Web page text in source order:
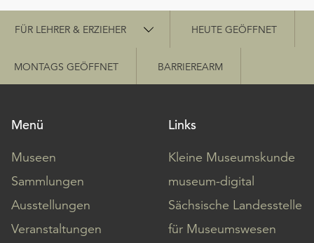
Schnellzugriff
FÜR LEHRER & ERZIEHER HEUTE GEÖFFNET
MONTAGS GEÖFFNET BARRIEREARM
Menü
Museen
Sammlungen
Ausstellungen
Veranstaltungen
Links
Kleine Museumskunde
museum-digital
Sächsische Landesstelle
für Museumswesen